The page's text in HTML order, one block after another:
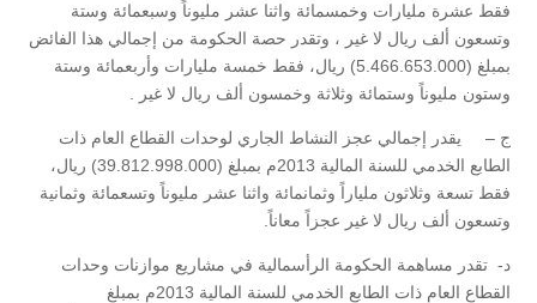
فقط عشرة مليارات وخمسمائة واثنا عشر مليوناً وسبعمائة وستة
وتسعون ألف ريال لا غير ، وتقدر حصة الحكومة من إجمالي هذا الفائض
بمبلغ (5.466.653.000) ريال، فقط خمسة مليارات وأربعمائة وستة
وستون مليوناً وستمائة وثلاثة وخمسون ألف ريال لا غير .
ج – يقدر إجمالي عجز النشاط الجاري لوحدات القطاع العام ذات
الطابع الخدمي للسنة المالية 2013م بمبلغ (39.812.998.000) ريال،
فقط تسعة وثلاثون ملياراً وثمانمائة واثنا عشر مليوناً وتسعمائة وثمانية
وتسعون ألف ريال لا غير عجزاً معاناً.
د- تقدر مساهمة الحكومة الرأسمالية في مشاريع موازنات وحدات
القطاع العام ذات الطابع الخدمي للسنة المالية 2013م بمبلغ